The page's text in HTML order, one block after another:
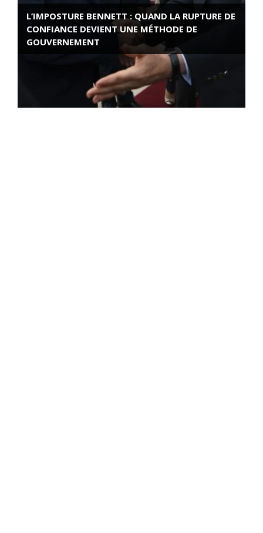
L’IMPOSTURE BENNETT : QUAND LA RUPTURE DE
CONFIANCE DEVIENT UNE MÉTHODE DE
GOUVERNEMENT
ROSE VALLAND, HEROÏNE DE LA RESISTANCE